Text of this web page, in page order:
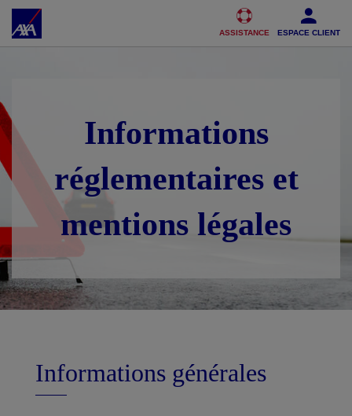
Accéder au Contenu Accéder au Pied de page
ASSISTANCE ESPACE CLIENT
Informations
réglementaires et
mentions légales
Informations générales